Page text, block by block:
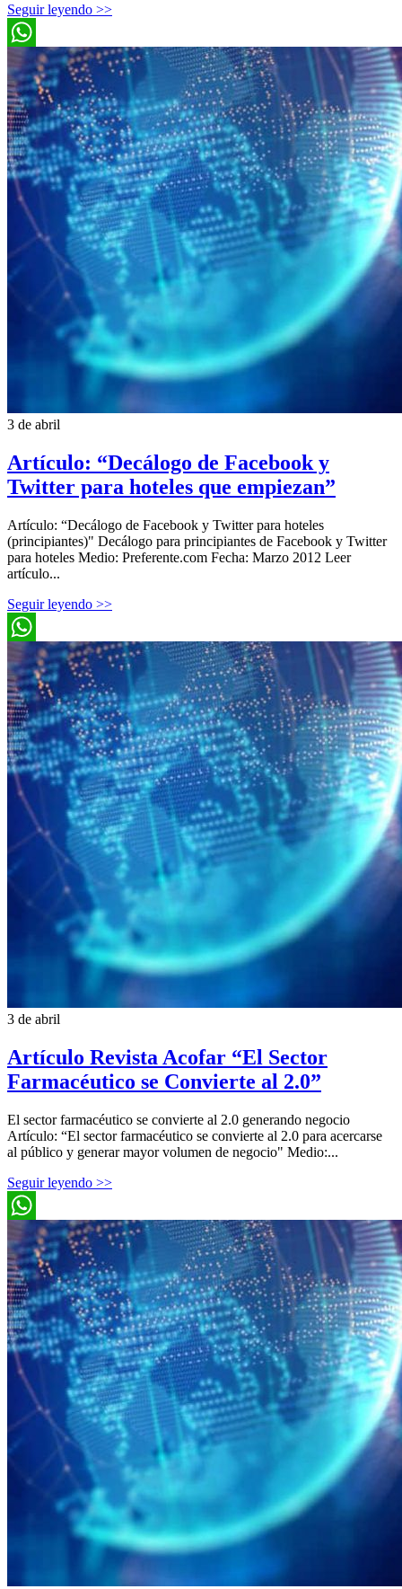
Seguir leyendo >>
WhatsApp
3 de abril
Artículo: “Decálogo de Facebook y
Twitter para hoteles que empiezan”
Artículo: “Decálogo de Facebook y Twitter para hoteles
(principiantes)" Decálogo para principiantes de Facebook y Twitter
para hoteles Medio: Preferente.com Fecha: Marzo 2012 Leer
artículo...
Seguir leyendo >>
WhatsApp
3 de abril
Artículo Revista Acofar “El Sector
Farmacéutico se Convierte al 2.0”
El sector farmacéutico se convierte al 2.0 generando negocio
Artículo: “El sector farmacéutico se convierte al 2.0 para acercarse
al público y generar mayor volumen de negocio" Medio:...
Seguir leyendo >>
WhatsApp